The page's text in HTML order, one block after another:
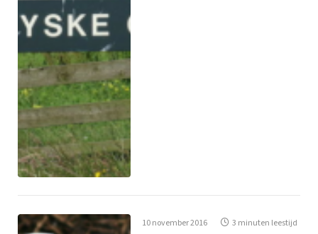
10 november 2016 3 minuten leestijd